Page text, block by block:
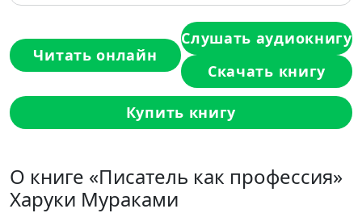
Читать онлайн
Слушать аудиокнигу
Скачать книгу
Купить книгу
О книге «Писатель как профессия»
Харуки Мураками